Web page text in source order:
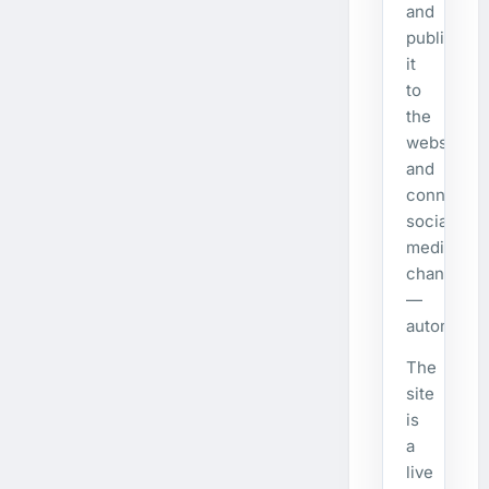
and
publishes
it
to
the
website
and
connected
social
media
channels
—
The
site
is
a
live